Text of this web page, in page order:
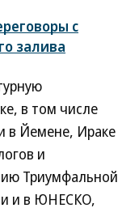
с
залива
в том числе
в Йемене, Ираке
и
Триумфальной
и в ЮНЕСКО,